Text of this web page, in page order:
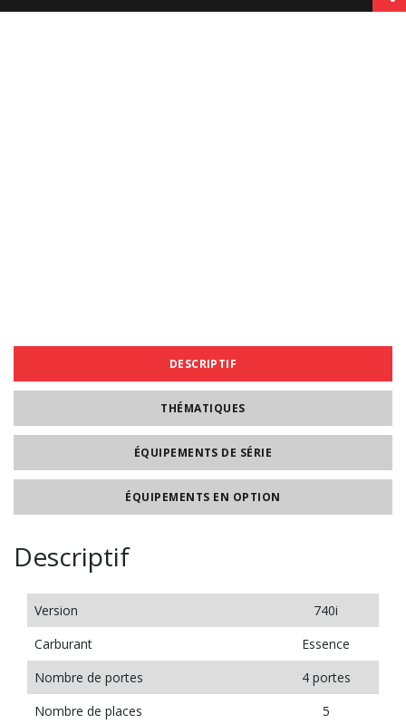
DESCRIPTIF
THÉMATIQUES
ÉQUIPEMENTS DE SÉRIE
ÉQUIPEMENTS EN OPTION
Descriptif
Version
740i
Carburant
Essence
Nombre de portes
4 portes
Nombre de places
5